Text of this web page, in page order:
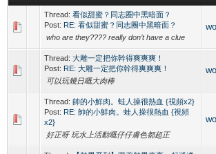
Thread: 看似甜蜜？同志圈中黑暗面？
Post: RE: 看似甜蜜？同志圈中黑暗面？
who are they???? really don’t have a clue
Thread: 大雕一定把你幹得爽爽爽！
Post: RE: 大雕一定把你幹得爽爽爽！
可以玩幾日嘅大肉棒
Thread: 帥的小鮮肉。蛙人操很熱血 {視頻x2}
Post: RE: 帥的小鮮肉。蛙人操很熱血 {視頻
x2}
好正呀 玩水上活動嘅仔仔膚色都超正